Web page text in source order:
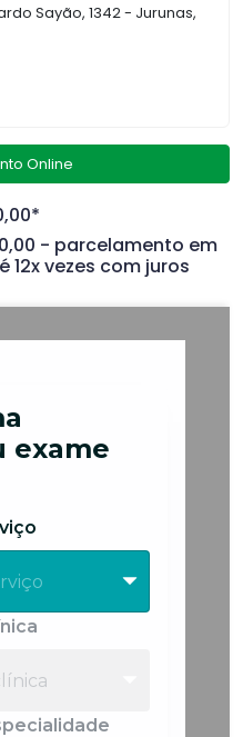
Sayão, 1342 - Jurunas,
Online
- parcelamento em
12x vezes com juros